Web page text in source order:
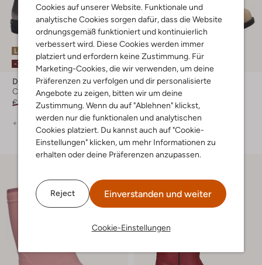
Cookies auf unserer Website. Funktionale und
analytische Cookies sorgen dafür, dass die Website
ordnungsgemäß funktioniert und kontinuierlich
verbessert wird. Diese Cookies werden immer
platziert und erfordern keine Zustimmung. Für
Marketing-Cookies, die wir verwenden, um deine
Präferenzen zu verfolgen und dir personalisierte
Angebote zu zeigen, bitten wir um deine
Zustimmung. Wenn du auf "Ablehnen" klickst,
werden nur die funktionalen und analytischen
Cookies platziert. Du kannst auch auf "Cookie-
Einstellungen" klicken, um mehr Informationen zu
erhalten oder deine Präferenzen anzupassen.
Reject Einverstanden und weiter
Cookie-Einstellungen
Letzter Artikel
-30%
Develab
Cowboystiefel
€ 109,99 € 76,99
+ mehr farben
Shoesme
Cowboystiefel
€ 89,99 € 62,99